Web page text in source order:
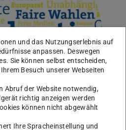
und das Nutzungserlebnis auf
anpassen. Deswegen
Sie können selbst entscheiden,
Besuch unserer Webseiten
Abruf der Website notwendig,
richtig anzeigen werden
können nicht abgewählt
Ihre Spracheinstellung und